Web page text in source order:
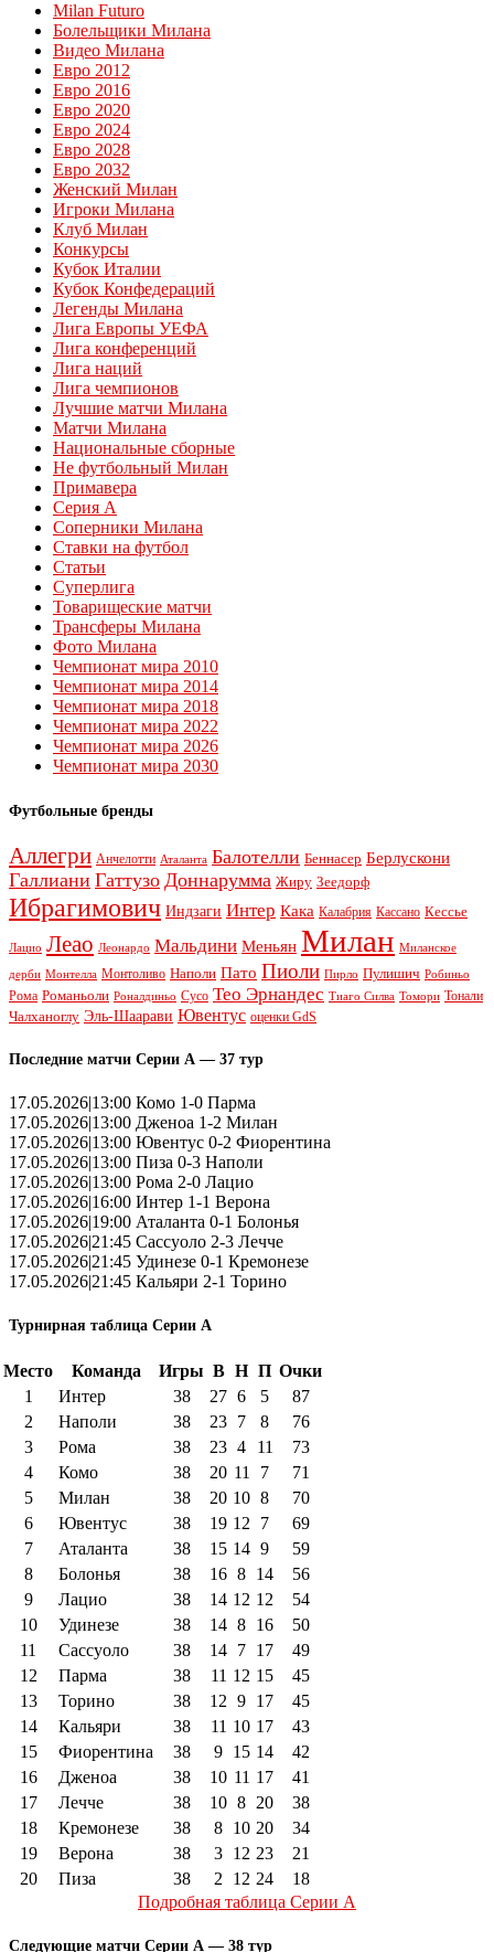
Milan Futuro
Болельщики Милана
Видео Милана
Евро 2012
Евро 2016
Евро 2020
Евро 2024
Евро 2028
Евро 2032
Женский Милан
Игроки Милана
Клуб Милан
Конкурсы
Кубок Италии
Кубок Конфедераций
Легенды Милана
Лига Европы УЕФА
Лига конференций
Лига наций
Лига чемпионов
Лучшие матчи Милана
Матчи Милана
Национальные сборные
Не футбольный Милан
Примавера
Серия А
Соперники Милана
Ставки на футбол
Статьи
Суперлига
Товарищеские матчи
Трансферы Милана
Фото Милана
Чемпионат мира 2010
Чемпионат мира 2014
Чемпионат мира 2018
Чемпионат мира 2022
Чемпионат мира 2026
Чемпионат мира 2030
Футбольные бренды
Аллегри Анчелотти Аталанта Балотелли Беннасер Берлускони
Галлиани Гаттузо Доннарумма Жиру Зеедорф
Ибрагимович Индзаги Интер Кака Калабрия Кассано Кессье
Лацио Леао Леонардо Мальдини Меньян Милан Миланское
дерби Монтелла Монтоливо Наполи Пато Пиоли Пирло Пулишич Робиньо
Рома Романьоли Роналдиньо Сусо Тео Эрнандес Тиаго Силва Томори Тонали
Чалханоглу Эль-Шаарави Ювентус оценки GdS
Последние матчи Серии А — 37 тур
17.05.2026|13:00 Комо 1-0 Парма
17.05.2026|13:00 Дженоа 1-2 Милан
17.05.2026|13:00 Ювентус 0-2 Фиорентина
17.05.2026|13:00 Пиза 0-3 Наполи
17.05.2026|13:00 Рома 2-0 Лацио
17.05.2026|16:00 Интер 1-1 Верона
17.05.2026|19:00 Аталанта 0-1 Болонья
17.05.2026|21:45 Сассуоло 2-3 Лечче
17.05.2026|21:45 Удинезе 0-1 Кремонезе
17.05.2026|21:45 Кальяри 2-1 Торино
Турнирная таблица Серии А
Место Команда Игры В Н П Очки
1
Интер 38 27 6 5
87
2
Наполи 38 23 7 8
76
3
Рома 38 23 4 11
73
4
Комо 38 20 11 7
71
5
Милан 38 20 10 8
70
6
Ювентус 38 19 12 7
69
7
Аталанта 38 15 14 9
59
8
Болонья 38 16 8 14
56
9
Лацио 38 14 12 12
54
10
Удинезе 38 14 8 16
50
11
Сассуоло 38 14 7 17
49
12
Парма 38 11 12 15
45
13
Торино 38 12 9 17
45
14
Кальяри 38 11 10 17
43
15
Фиорентина 38 9 15 14
42
16
Дженоа 38 10 11 17
41
17
Лечче 38 10 8 20
38
18
Кремонезе 38 8 10 20
34
19
Верона 38 3 12 23
21
20
Пиза 38 2 12 24
18
Подробная таблица Серии А
Следующие матчи Серии А — 38 тур